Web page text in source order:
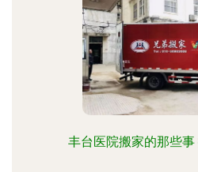
丰台医院搬家的那些